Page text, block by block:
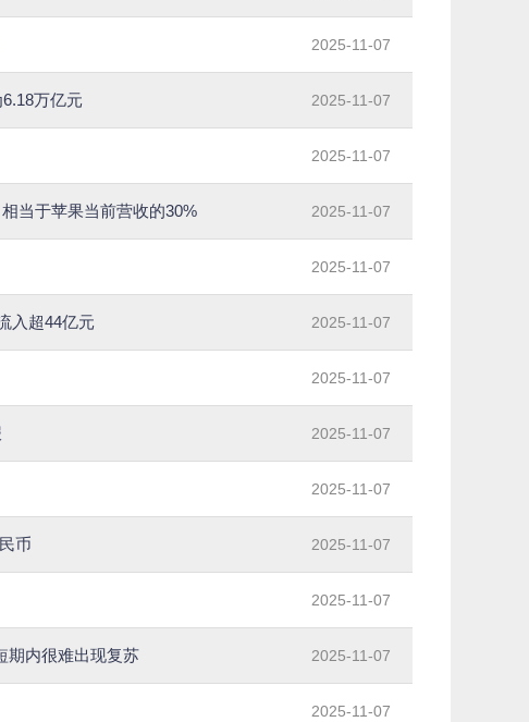
2025-11-07
万亿元 2025-11-07
2025-11-07
当于苹果当前营收的30% 2025-11-07
2025-11-07
入超44亿元 2025-11-07
2025-11-07
2025-11-07
2025-11-07
币 2025-11-07
2025-11-07
期内很难出现复苏 2025-11-07
2025-11-07